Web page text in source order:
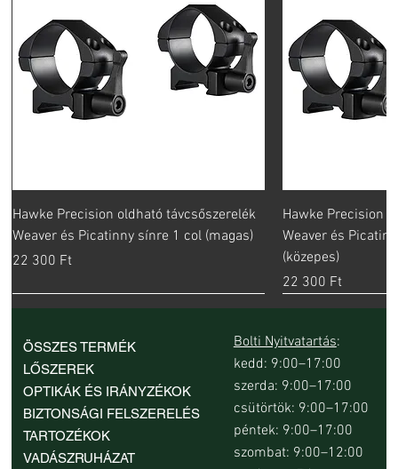
Hawke Precision oldható távcsőszerelék
Weaver és Picatinny sínre 1 col (magas)
Ár
22 300 Ft
Hawke Precision
Weaver és
(közepes)
Ár
22 300 Ft
ÖSSZES TERMÉK
LŐSZEREK
OPTIKÁK ÉS IRÁNYZÉKOK
BIZTONSÁGI FELSZERELÉS
TARTOZÉKOK
VADÁSZRUHÁZAT
Bolti Nyitvatartás:
kedd: 9:00–17:00
szerda: 9:00–17:00
csütörtök: 9:00–17:00
péntek: 9:00–17:00
szombat: 9:00–12:00